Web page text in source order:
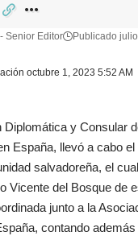
octubre 1, 2023 5:52 AM
- Senior Editor
Publicado
Diplomática y Consular
España, llevó a cabo el
salvadoreña, el
Vicente del Bosque de
junto a la
contando